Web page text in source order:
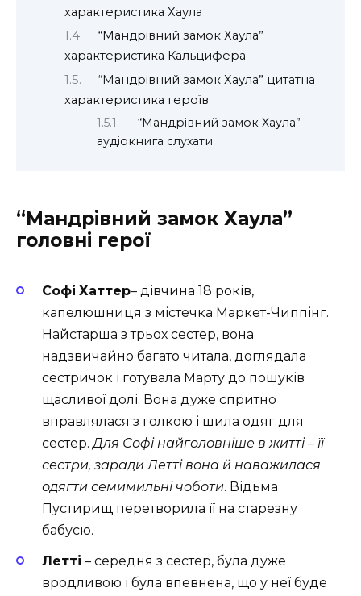
характеристика Хаула
“Мандрівний замок Хаула”
характеристика Кальцифера
“Мандрівний замок Хаула” цитатна
характеристика героїв
“Мандрівний замок Хаула”
аудіокнига слухати
“Мандрівний замок Хаула”
головні герої
Софі Хаттер– дівчина 18 років,
капелюшниця з містечка Маркет-Чиппінг.
Найстарша з трьох сестер, вона
надзвичайно багато читала, доглядала
сестричок і готувала Марту до пошуків
щасливої долі. Вона дуже спритно
вправлялася з голкою і шила одяг для
сестер.Для Софі найголовніше в житті – її
сестри, заради Летті вона й наважилася
одягти семимильні чоботи. Відьма
Пустирищ перетворила її на старезну
бабусю.
Летті – середня з сестер, була дуже
вродливою і була впевнена, що у неї буде